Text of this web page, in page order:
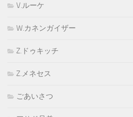
V.ルーケ
W.カネンガイザー
Z.ドゥキッチ
Z.メネセス
ごあいさつ